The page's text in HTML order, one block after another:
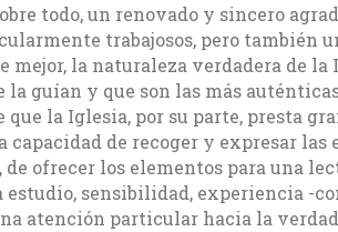
todo, un renovado y sincero
trabajosos, pero también
mejor, la naturaleza verdadera de
la guían y que son las más
que la Iglesia, por su parte, presta
capacidad de recoger y expresar las
ofrecer los elementos para una
estudio, sensibilidad, experiencia -
atención particular hacia la